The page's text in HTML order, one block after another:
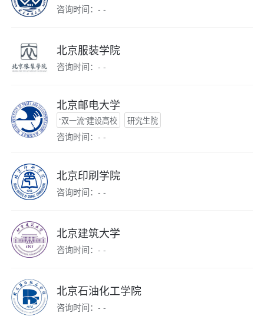
咨询时间：- -
北京服装学院
咨询时间：- -
北京邮电大学
“双一流”建设高校 研究生院
咨询时间：- -
北京印刷学院
咨询时间：- -
北京建筑大学
咨询时间：- -
北京石油化工学院
咨询时间：- -